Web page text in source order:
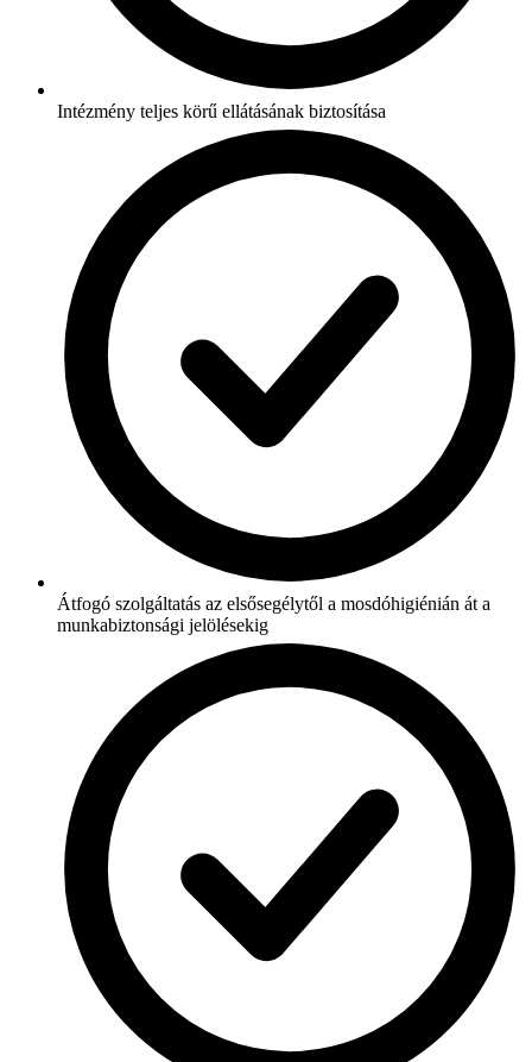
Intézmény teljes körű ellátásának biztosítása
Átfogó szolgáltatás az elsősegélytől a mosdóhigiénián át a
munkabiztonsági jelölésekig